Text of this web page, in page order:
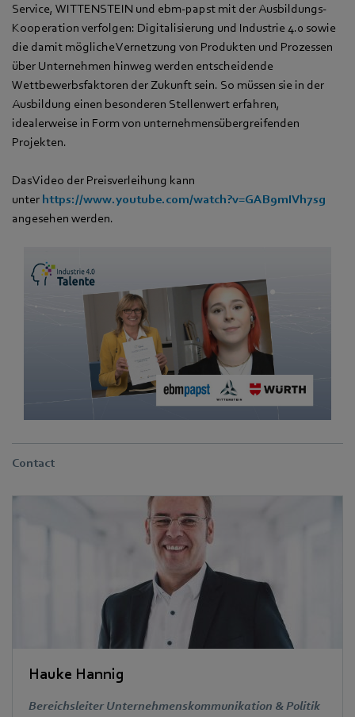
Service, WITTENSTEIN und ebm-papst mit der Ausbildungs-
Kooperation verfolgen: Digitalisierung und Industrie 4.0 sowie
die damit mögliche Vernetzung von Produkten und Prozessen
über Unternehmen hinweg werden entscheidende
Wettbewerbsfaktoren der Zukunft sein. So müssen sie in der
Ausbildung einen besonderen Stellenwert erfahren,
idealerweise in Form von unternehmensübergreifenden
Projekten.
Das Video der Preisverleihung kann
unter https://www.youtube.com/watch?v=GAB9mIVh7sg
angesehen werden.
Contact
Hauke Hannig
Bereichsleiter Unternehmenskommunikation & Politik